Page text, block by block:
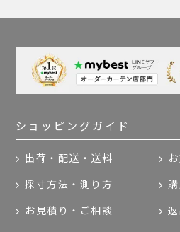
ショッピングガイド
出荷・配送・送料
採寸方法・測り方
お見積り・ご相談